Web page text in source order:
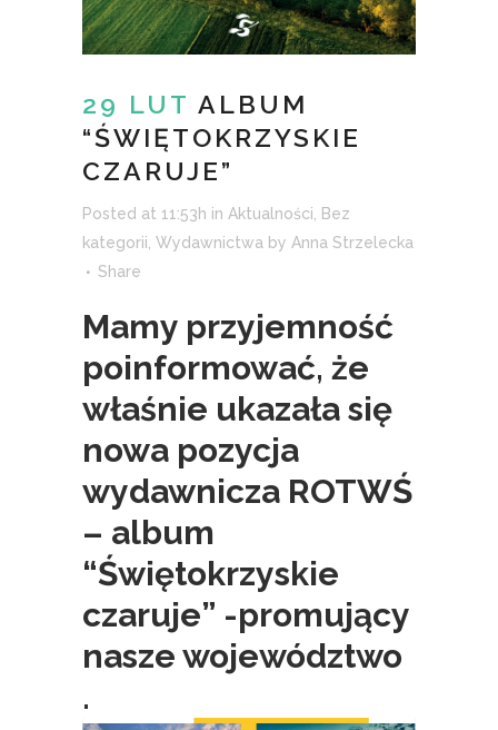
29 LUT ALBUM
“ŚWIĘTOKRZYSKIE
CZARUJE”
Posted at 11:53h in Aktualności Bez
kategorii Wydawnictwa by Anna Strzelecka
Share
Mamy przyjemność
poinformować, że
właśnie ukazała się
nowa pozycja
wydawnicza ROTWŚ
– album
“Świętokrzyskie
czaruje” -promujący
nasze województwo
.